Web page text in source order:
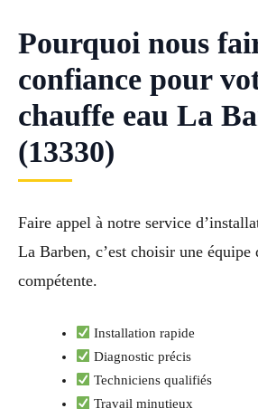
Pourquoi nous
confiance pour
chauffe eau La
(13330)
Faire appel à notre service
La Barben, c’est choisir une équipe
compétente.
Installation rapide
Diagnostic précis
Techniciens qualifiés
Travail minutieux